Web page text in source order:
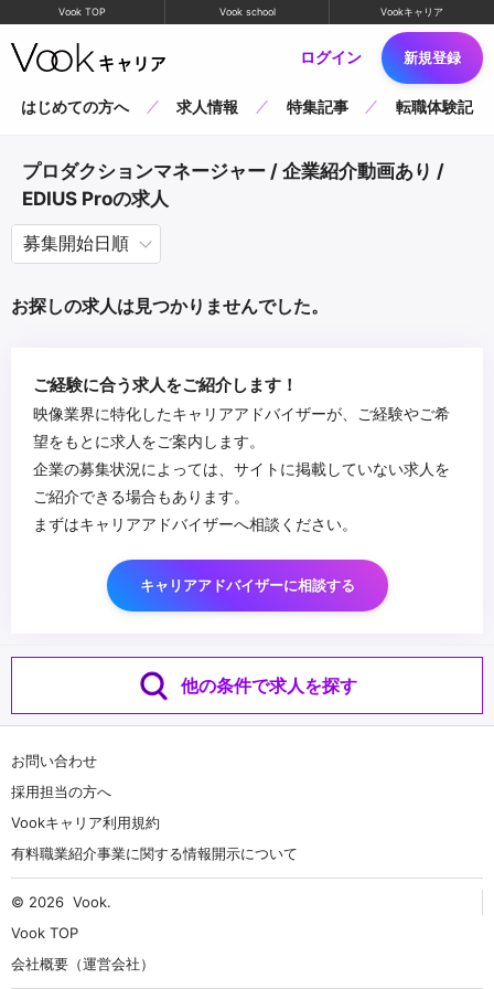
Vook TOP Vook school Vookキャリア
ログイン 新規登録
はじめての方へ 求人情報 特集記事 転職体験記
プロダクションマネージャー / 企業紹介動画あり /
EDIUS Proの求人
お探しの求人は見つかりませんでした。
ご経験に合う求人をご紹介します！
映像業界に特化したキャリアアドバイザーが、ご経験やご希
望をもとに求人をご案内します。
企業の募集状況によっては、サイトに掲載していない求人を
ご紹介できる場合もあります。
まずはキャリアアドバイザーへ相談ください。
キャリアアドバイザーに相談する
他の条件で求人を探す
お問い合わせ
採用担当の方へ
Vookキャリア利用規約
有料職業紹介事業に関する情報開示について
© 2026 Vook.
Vook TOP
会社概要（運営会社）